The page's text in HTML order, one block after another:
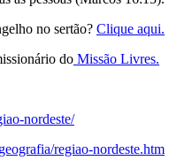
no sertão? Clique aqui.
do Missão Livres.
nordeste/
regiao-nordeste.htm